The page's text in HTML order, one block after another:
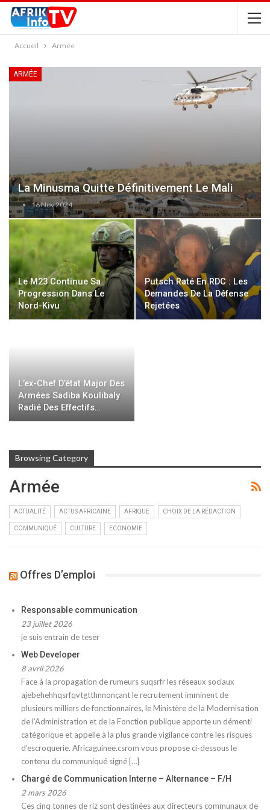
Accueil Armée
ARMÉE
La Minusma Quitte Définitivement Le Mali
16 Nov 2024
Le M23 Continue Sa
Progression Dans Le
Nord-Kivu
Putsch Raté En RDC : Les
Demandes De La Défense
Rejetées
L’ex-Chef D’état Major Des
Armées Sadiba Koulibaly
Radié Des Effectifs…
Browsing Category
Armée
ACTUALITÉ ACTUS AFRICAINE AFRIQUE CHOIX DE LA RÉDACTION
COMMUNIQUÉ CULTURE ECONOMIE
Offres D’emploi
Responsable communication
23 juillet 2026
je suis entrain de teser
Web Developer
8 avril 2026
Face à la propagation de rumeurs suqsrfr les réseaux sociaux
ajebehehhqsrfqvtgtthnnonçant le recrutement imminent de
plusieurs milliers de fonctionnaires, le Ministère de la Modernisation
de l’Administration et de la Fonction publique apporte un démenti
catégorique et appelle à la plus grande vigilance contre les risques
d’escroquerie. Africaguinee.csrom vous propose ci-dessous le
contenu du communiqué signé […]
Chargé de Communication Interne – Alternance – F/H
2 mars 2026
Ces cinq tonnes de riz sont destinées aux directeurs communaux de